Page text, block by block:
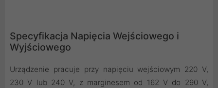
Specyfikacja Napięcia Wejściowego i
Wyjściowego
Urządzenie pracuje przy napięciu wejściowym 220 V,
230 V lub 240 V, z marginesem od 162 V do 290 V,